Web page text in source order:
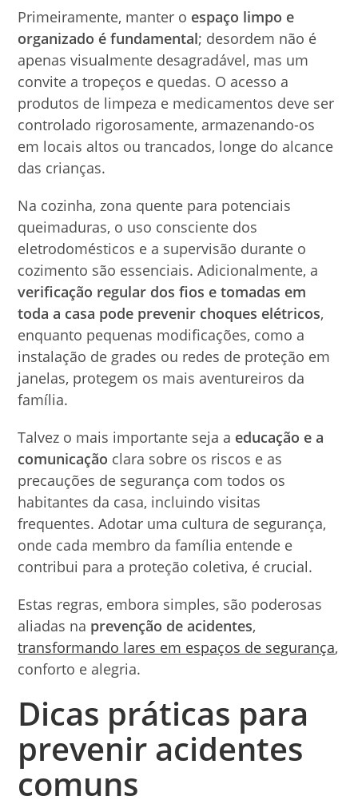
Primeiramente, manter o espaço limpo e
organizado é fundamental; desordem não é
apenas visualmente desagradável, mas um
convite a tropeços e quedas. O acesso a
produtos de limpeza e medicamentos deve ser
controlado rigorosamente, armazenando-os
em locais altos ou trancados, longe do alcance
das crianças.
Na cozinha, zona quente para potenciais
queimaduras, o uso consciente dos
eletrodomésticos e a supervisão durante o
cozimento são essenciais. Adicionalmente, a
verificação regular dos fios e tomadas em
toda a casa pode prevenir choques elétricos,
enquanto pequenas modificações, como a
instalação de grades ou redes de proteção em
janelas, protegem os mais aventureiros da
família.
Talvez o mais importante seja a educação e a
comunicação clara sobre os riscos e as
precauções de segurança com todos os
habitantes da casa, incluindo visitas
frequentes. Adotar uma cultura de segurança,
onde cada membro da família entende e
contribui para a proteção coletiva, é crucial.
Estas regras, embora simples, são poderosas
aliadas na prevenção de acidentes,
transformando lares em espaços de segurança,
conforto e alegria.
Dicas práticas para
prevenir acidentes
comuns